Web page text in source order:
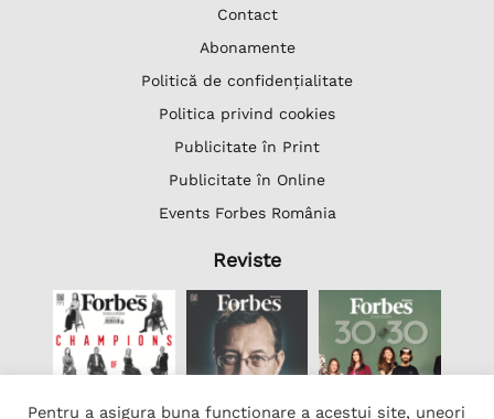
Contact
Abonamente
Politică de confidențialitate
Politica privind cookies
Publicitate în Print
Publicitate în Online
Events Forbes România
Reviste
Pentru a asigura buna funcționare a acestui site, uneori